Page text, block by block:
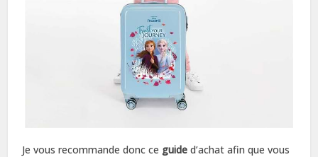
Je vous recommande donc ce guide d’achat afin que vous